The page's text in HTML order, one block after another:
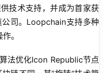
技术支持，并成为首家获
司。Loopchain支持多种
。
法优化Icon Republic节点